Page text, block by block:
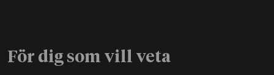
För dig som vill veta